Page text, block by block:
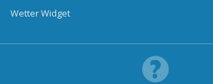
Wetter Widget